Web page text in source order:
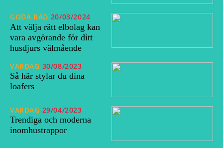
GODA RÅD 20/03/2024
Att välja rätt elbolag kan
vara avgörande för ditt
husdjurs välmående
VARDAG 30/08/2023
Så här stylar du dina
loafers
VARDAG 29/04/2023
Trendiga och moderna
inomhustrappor